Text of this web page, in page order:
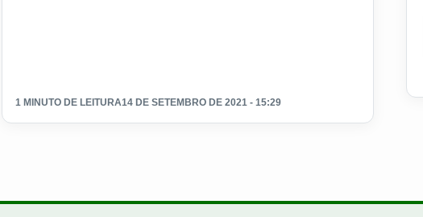
1 MINUTO DE LEITURA14 DE SETEMBRO DE 2021 - 15:29